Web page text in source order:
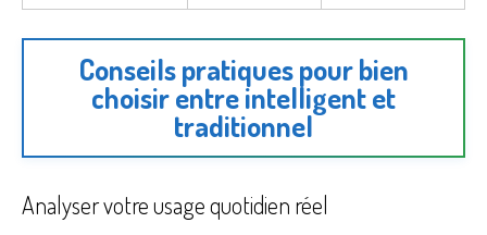
Conseils pratiques pour bien
choisir entre intelligent et
traditionnel
Analyser votre usage quotidien réel